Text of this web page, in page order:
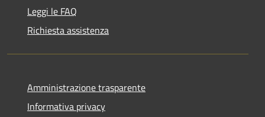
Leggi le FAQ
Richiesta assistenza
Amministrazione trasparente
Informativa privacy